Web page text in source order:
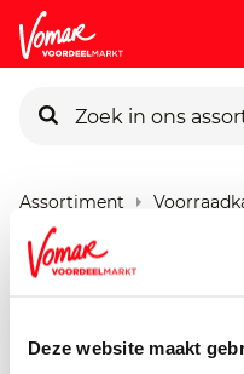
Deze website maakt
Pincode vergeten
Persoonlijk KIK-
Assortiment
Bio+